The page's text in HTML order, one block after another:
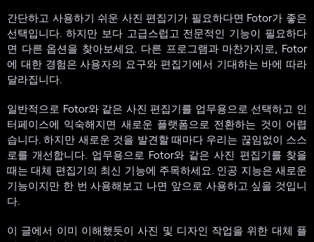
간단하고 사용하기 쉬운 사진 편집기가 필요하다면 Fotor가 좋은
선택입니다. 하지만 보다 고급스럽고 전문적인 기능이 필요하다
면 다른 옵션을 찾아보세요. 다른 프로그램과 마찬가지로, Fotor
에 대한 경험은 사용자의 요구와 편집기에서 기대하는 바에 따라
달라집니다.
일반적으로 Fotor와 같은 사진 편집기를 업무용으로 선택하고 인
터페이스에 익숙해지면 새로운 플랫폼으로 전환하는 것이 어렵
습니다. 하지만 새로운 것을 발견할 때마다 우리는 끊임없이 스스
로를 개선합니다. 업무용으로 Fotor와 같은 사진 편집기를 찾을
때는 대체 편집기의 최신 기능에 주목하세요. 인공 지능은 새로운
기능이지만 한 번 사용해보고 나면 앞으로 사용하고 싶을 것입니
다.
이 글에서 이미 이해했듯이 사진 및 디자인 작업을 위한 대체 플